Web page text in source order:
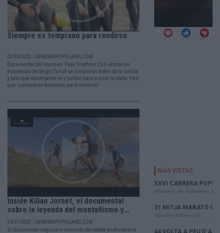
Siempre es temprano para rendirse
02/04/2020 - CARRERASPOPULARES.COM
Documental del Ironman ´Pure Triathlon 226´ donde los
esquemas de Sergio Turull se rompieron antes de la salida
y tuvo que recomponerse y luchar para cruzar la meta. Y es
que ´siempre es temprano para rendirse´.
Inside Kilian Jornet, el documental
sobre la leyenda del montañismo y...
24/01/2020 - CARRERASPOPULARES.COM
El documental seguirá el recorrido del atleta profesional a